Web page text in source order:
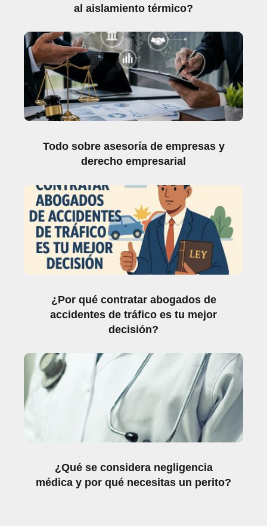
al aislamiento térmico?
Todo sobre asesoría de empresas y
derecho empresarial
¿Por qué contratar abogados de
accidentes de tráfico es tu mejor
decisión?
¿Qué se considera negligencia
médica y por qué necesitas un perito?